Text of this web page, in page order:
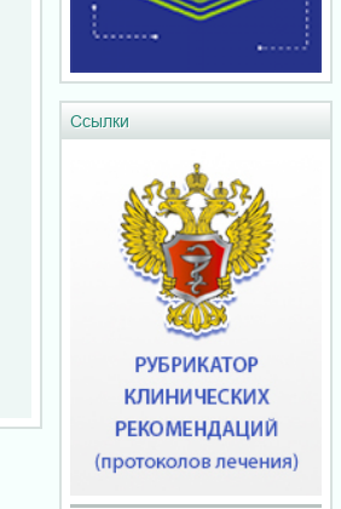
Ссылки